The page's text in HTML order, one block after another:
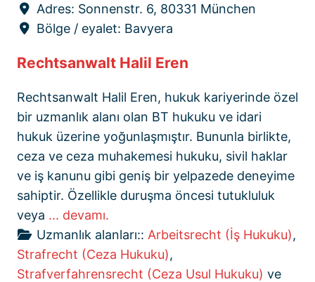
Adres: Sonnenstr. 6, 80331 München
Bölge / eyalet: Bavyera
Rechtsanwalt Halil Eren
Rechtsanwalt Halil Eren, hukuk kariyerinde özel
bir uzmanlık alanı olan BT hukuku ve idari
hukuk üzerine yoğunlaşmıştır. Bununla birlikte,
ceza ve ceza muhakemesi hukuku, sivil haklar
ve iş kanunu gibi geniş bir yelpazede deneyime
sahiptir. Özellikle duruşma öncesi tutukluluk
veya ... devamı.
Uzmanlık alanları:: Arbeitsrecht (İş Hukuku),
Strafrecht (Ceza Hukuku),
Strafverfahrensrecht (Ceza Usul Hukuku) ve